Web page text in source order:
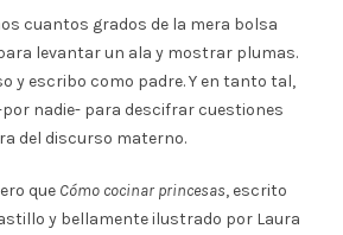
cuantos grados de la mera bolsa
levantar un ala y mostrar plumas.
y escribo como padre. Y en tanto tal,
nadie- para descifrar cuestiones
del discurso materno.
que Cómo cocinar princesas, escrito
y bellamente ilustrado por Laura